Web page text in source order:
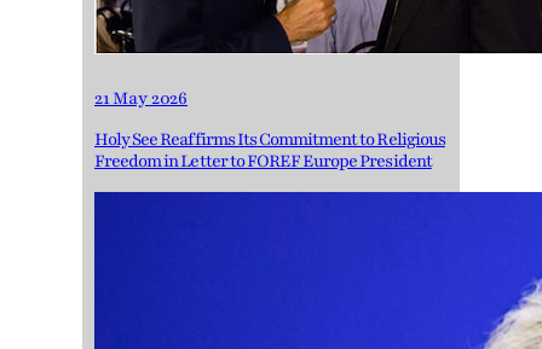
21 May 2026
Holy See Reaffirms Its Commitment to Religious
Freedom in Letter to FOREF Europe President